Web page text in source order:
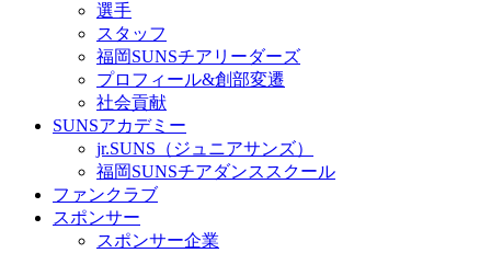
選手
スタッフ
福岡SUNSチアリーダーズ
プロフィール&創部変遷
社会貢献
SUNSアカデミー
jr.SUNS（ジュニアサンズ）
福岡SUNSチアダンススクール
ファンクラブ
スポンサー
スポンサー企業